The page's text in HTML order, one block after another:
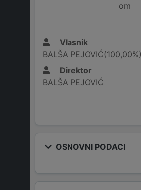
om
Vlasnik
BALŠA PEJOVIĆ(100,00%)
Direktor
BALŠA PEJOVIĆ
OSNOVNI PODACI